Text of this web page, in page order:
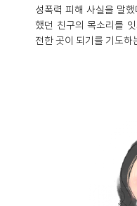
성폭력 피해 사실을 말
했던 친구의 목소리를
전한 곳이 되기를 기도하